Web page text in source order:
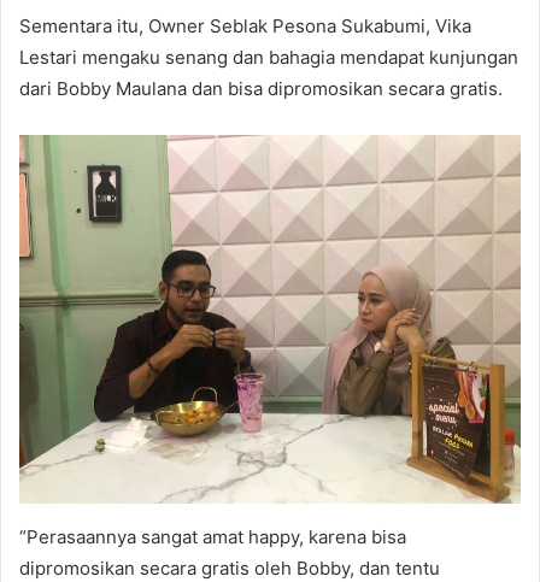
Sementara itu, Owner Seblak Pesona Sukabumi, Vika
Lestari mengaku senang dan bahagia mendapat kunjungan
dari Bobby Maulana dan bisa dipromosikan secara gratis.
“Perasaannya sangat amat happy, karena bisa
dipromosikan secara gratis oleh Bobby, dan tentu